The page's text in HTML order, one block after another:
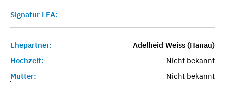
Signatur LEA:
Ehepartner:
Adelheid Weiss (Hanau)
Hochzeit:
Nicht bekannt
Mutter:
Nicht bekannt